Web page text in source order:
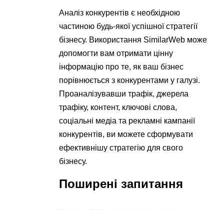
Аналіз конкурентів є необхідною
частиною будь-якої успішної стратегії
бізнесу. Використання SimilarWeb може
допомогти вам отримати цінну
інформацію про те, як ваш бізнес
порівнюється з конкурентами у галузі.
Проаналізувавши трафік, джерела
трафіку, контент, ключові слова,
соціальні медіа та рекламні кампанії
конкурентів, ви можете сформувати
ефективнішу стратегію для свого
бізнесу.
Поширені запитання